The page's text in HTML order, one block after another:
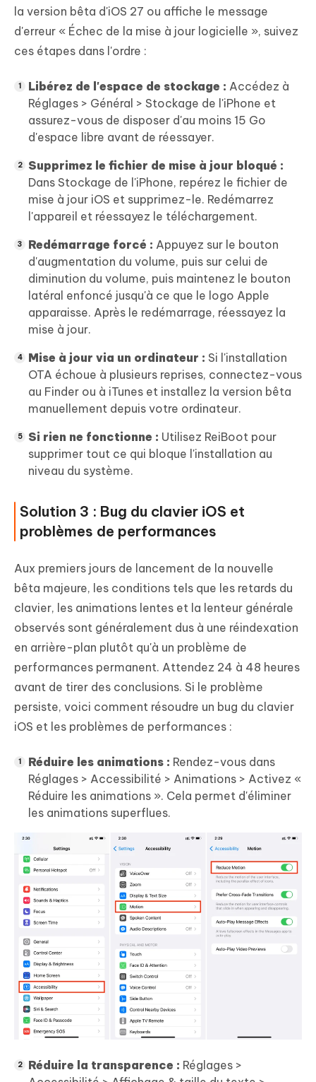
la version bêta d'iOS 27 ou affiche le message
d'erreur « Échec de la mise à jour logicielle », suivez
ces étapes dans l'ordre :
Libérez de l'espace de stockage : Accédez à
Réglages > Général > Stockage de l'iPhone et
assurez-vous de disposer d'au moins 15 Go
d'espace libre avant de réessayer.
Supprimez le fichier de mise à jour bloqué :
Dans Stockage de l'iPhone, repérez le fichier de
mise à jour iOS et supprimez-le. Redémarrez
l'appareil et réessayez le téléchargement.
Redémarrage forcé : Appuyez sur le bouton
d'augmentation du volume, puis sur celui de
diminution du volume, puis maintenez le bouton
latéral enfoncé jusqu'à ce que le logo Apple
apparaisse. Après le redémarrage, réessayez la
mise à jour.
Mise à jour via un ordinateur : Si l'installation
OTA échoue à plusieurs reprises, connectez-vous
au Finder ou à iTunes et installez la version bêta
manuellement depuis votre ordinateur.
Si rien ne fonctionne : Utilisez ReiBoot pour
supprimer tout ce qui bloque l'installation au
niveau du système.
Solution 3 : Bug du clavier iOS et
problèmes de performances
Aux premiers jours de lancement de la nouvelle
bêta majeure, les conditions tels que les retards du
clavier, les animations lentes et la lenteur générale
observés sont généralement dus à une réindexation
en arrière-plan plutôt qu'à un problème de
performances permanent. Attendez 24 à 48 heures
avant de tirer des conclusions. Si le problème
persiste, voici comment résoudre un bug du clavier
iOS et les problèmes de performances :
Réduire les animations : Rendez-vous dans
Réglages > Accessibilité > Animations > Activez «
Réduire les animations ». Cela permet d'éliminer
les animations superflues.
Réduire la transparence : Réglages >